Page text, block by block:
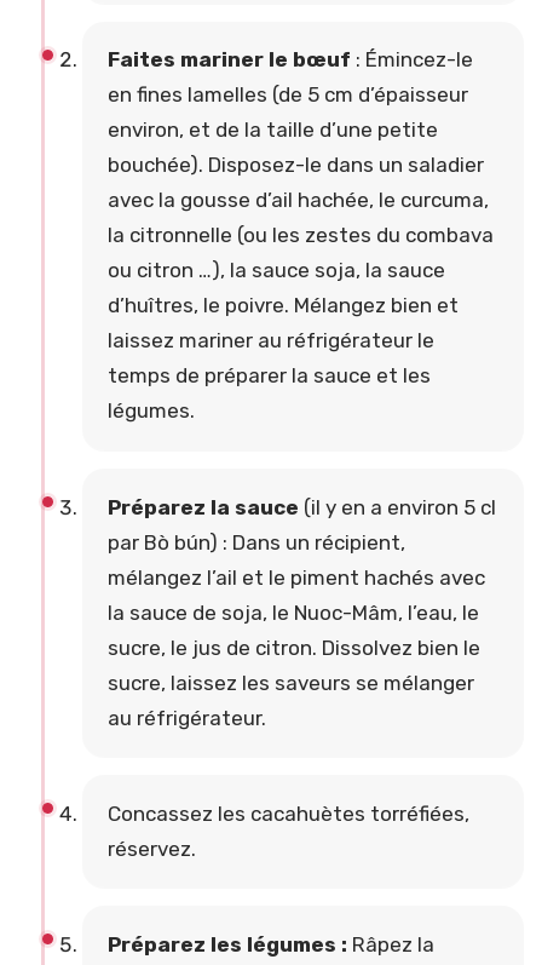
Faites mariner le bœuf : Émincez-le
en fines lamelles (de 5 cm d’épaisseur
environ, et de la taille d’une petite
bouchée). Disposez-le dans un saladier
avec la gousse d’ail hachée, le curcuma,
la citronnelle (ou les zestes du combava
ou citron …), la sauce soja, la sauce
d’huîtres, le poivre. Mélangez bien et
laissez mariner au réfrigérateur le
temps de préparer la sauce et les
légumes.
Préparez la sauce (il y en a environ 5 cl
par Bò bún) : Dans un récipient,
mélangez l’ail et le piment hachés avec
la sauce de soja, le Nuoc-Mâm, l’eau, le
sucre, le jus de citron. Dissolvez bien le
sucre, laissez les saveurs se mélanger
au réfrigérateur.
Concassez les cacahuètes torréfiées,
réservez.
Préparez les légumes : Râpez la